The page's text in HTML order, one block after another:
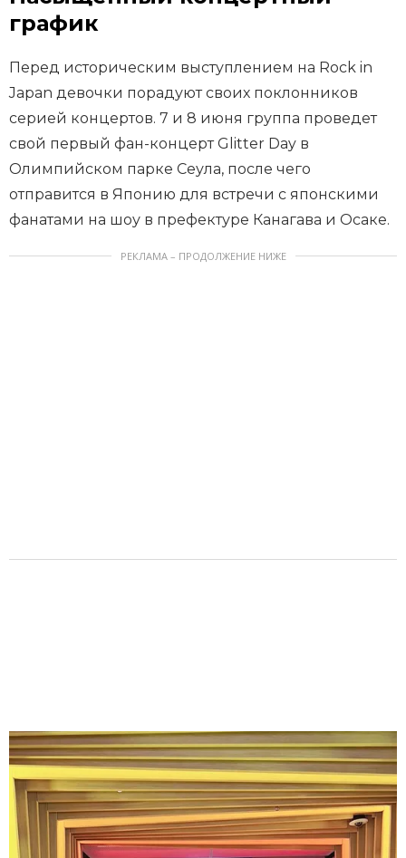
график
Перед историческим выступлением на Rock in
Japan девочки порадуют своих поклонников
серией концертов. 7 и 8 июня группа проведет
свой первый фан-концерт Glitter Day в
Олимпийском парке Сеула, после чего
отправится в Японию для встречи с японскими
фанатами на шоу в префектуре Канагава и Осаке.
РЕКЛАМА – ПРОДОЛЖЕНИЕ НИЖЕ